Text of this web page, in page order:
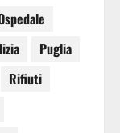
Puglia
Rifiuti